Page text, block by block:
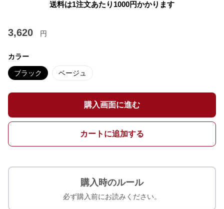
送料は1注文あたり 1000円かかります
3,620 円
カラー
ブラック ベージュ
購入画面に進む
カートに追加する
購入時のルール
必ず購入前にお読みください。